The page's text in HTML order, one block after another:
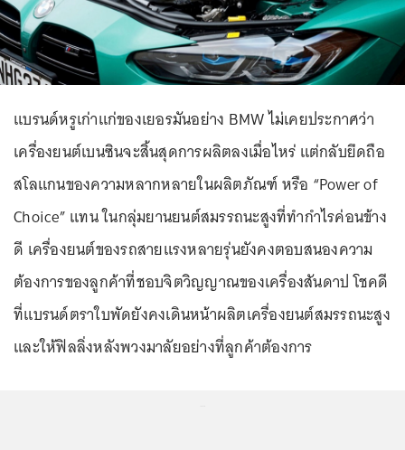
แบรนด์หรูเก่าแก่ของเยอรมันอย่าง BMW ไม่เคยประกาศว่า
เครื่องยนต์เบนซินจะสิ้นสุดการผลิตลงเมื่อไหร่ แต่กลับยึดถือ
สโลแกนของความหลากหลายในผลิตภัณฑ์ หรือ “Power of
Choice” แทน ในกลุ่มยานยนต์สมรรถนะสูงที่ทำกำไรค่อนข้าง
ดี เครื่องยนต์ของรถสายแรงหลายรุ่นยังคงตอบสนองความ
ต้องการของลูกค้าที่ชอบจิตวิญญาณของเครื่องสันดาป โชคดี
ที่แบรนด์ตราใบพัดยังคงเดินหน้าผลิตเครื่องยนต์สมรรถนะสูง
และให้ฟิลลิ่งหลังพวงมาลัยอย่างที่ลูกค้าต้องการ